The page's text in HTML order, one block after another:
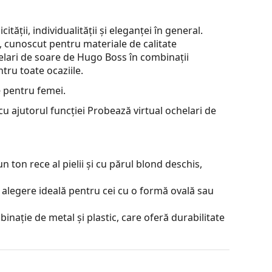
individualității și eleganței în general.
pentru materiale de calitate
de soare de Hugo Boss în combinații
toate ocaziile.
pentru femei.
ajutorul funcției Probează virtual ochelari de
ton rece al pielii și cu părul blond deschis,
ideală pentru cei cu o formă ovală sau
de metal și plastic, care oferă durabilitate
făcută întotdeauna de un optician cu